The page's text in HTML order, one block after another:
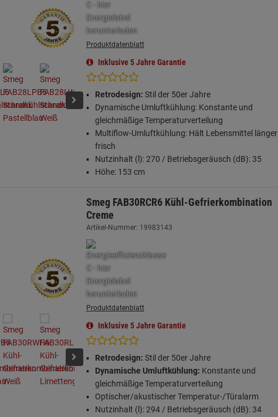
Produktdatenblatt
Inklusive 5 Jahre Garantie
Retrodesign: Stil der 50er Jahre
Dynamische Umluftkühlung: Konstante und
gleichmäßige Temperaturverteilung
Multiflow-Umluftkühlung: Hält Lebensmittel länger
frisch
Nutzinhalt (l): 270 / Betriebsgeräusch (dB): 35
Höhe: 153 cm
Smeg FAB30RCR6 Kühl-Gefrierkombination
Creme
Artikel-Nummer: 19983143
Produktdatenblatt
Inklusive 5 Jahre Garantie
Retrodesign: Stil der 50er Jahre
Dynamische Umluftkühlung: Konstante und
gleichmäßige Temperaturverteilung
Optischer/akustischer Temperatur-/Türalarm
Nutzinhalt (l): 294 / Betriebsgeräusch (dB): 34